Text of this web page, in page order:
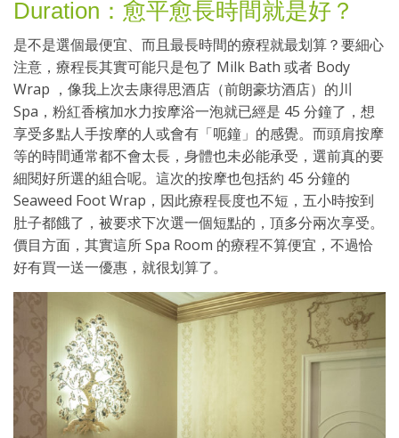
Duration：愈平愈長時間就是好？
是不是選個最便宜、而且最長時間的療程就最划算？要細心
注意，療程長其實可能只是包了 Milk Bath 或者 Body
Wrap ，像我上次去康得思酒店（前朗豪坊酒店）的川
Spa，粉紅香檳加水力按摩浴一泡就已經是 45 分鐘了，想
享受多點人手按摩的人或會有「呃鐘」的感覺。而頭肩按摩
等的時間通常都不會太長，身體也未必能承受，選前真的要
細閱好所選的組合呢。這次的按摩也包括約 45 分鐘的
Seaweed Foot Wrap，因此療程長度也不短，五小時按到
肚子都餓了，被要求下次選一個短點的，頂多分兩次享受。
價目方面，其實這所 Spa Room 的療程不算便宜，不過恰
好有買一送一優惠，就很划算了。